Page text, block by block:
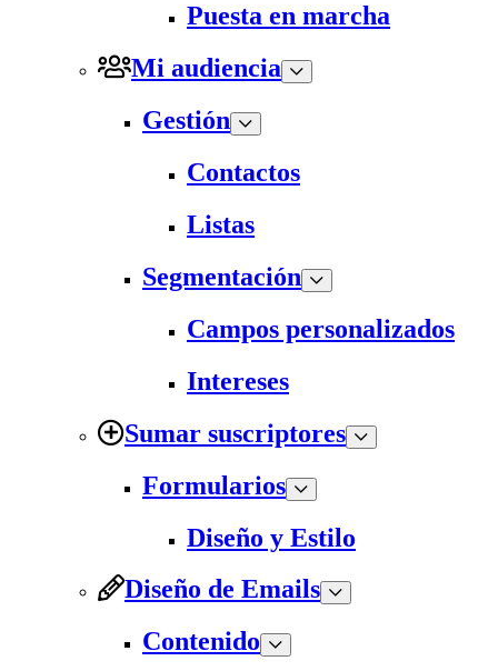
Puesta en marcha
Mi audiencia
Gestión
Contactos
Listas
Segmentación
Campos personalizados
Intereses
Sumar suscriptores
Formularios
Diseño y Estilo
Diseño de Emails
Contenido